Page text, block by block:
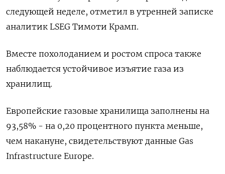
следующей неделе, отметил в утренней записке
аналитик LSEG Тимоти Крамп.
Вместе похолоданием и ростом спроса также
наблюдается устойчивое изъятие газа из
хранилищ.
Европейские газовые хранилища заполнены на
93,58% - на 0,20 процентного пункта меньше,
чем накануне, свидетельствуют данные Gas
Infrastructure Europe.